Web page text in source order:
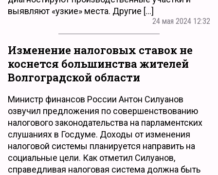
выявляют «узкие» места. Другие […]
24 мая 2024 12:32
Изменение налоговых ставок не
коснется большинства жителей
Волгоградской области
Министр финансов России Антон Силуанов
озвучил предложения по совершенствованию
налогового законодательства на парламентских
слушаниях в Госдуме. Доходы от изменения
налоговой системы планируется направить на
социальные цели. Как отметил Силуанов,
справедливая налоговая система должна быть